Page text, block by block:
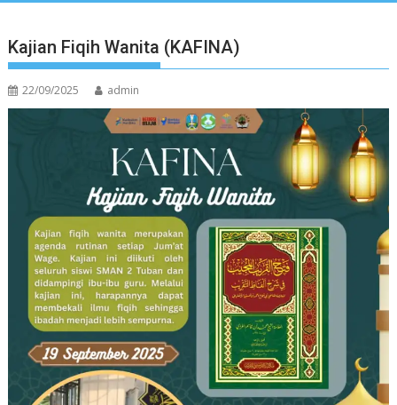
Kajian Fiqih Wanita (KAFINA)
22/09/2025 admin